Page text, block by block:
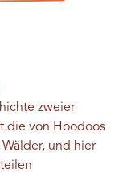
zweier
die von Hoodoos
und hier